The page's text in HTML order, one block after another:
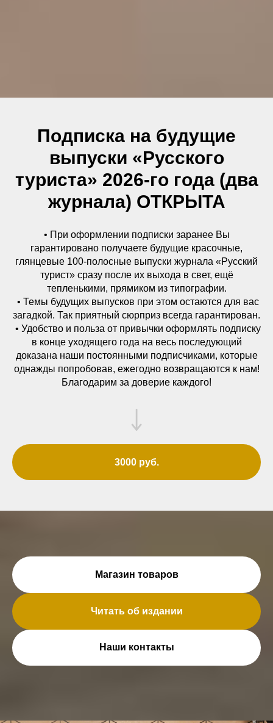
Подписка на будущие
выпуски «Русского
туриста» 2026-го года (два
журнала) ОТКРЫТА
• При оформлении подписки заранее Вы
гарантировано получаете будущие красочные,
глянцевые 100-полосные выпуски журнала «Русский
турист» сразу после их выхода в свет, ещё
тепленькими, прямиком из типографии.
• Темы будущих выпусков при этом остаются для вас
загадкой. Так приятный сюрприз всегда гарантирован.
• Удобство и польза от привычки оформлять подписку
в конце уходящего года на весь последующий
доказана наши постоянными подписчиками, которые
однажды попробовав, ежегодно возвращаются к нам!
Благодарим за доверие каждого!
3000 руб.
Магазин товаров
Читать об издании
Наши контакты